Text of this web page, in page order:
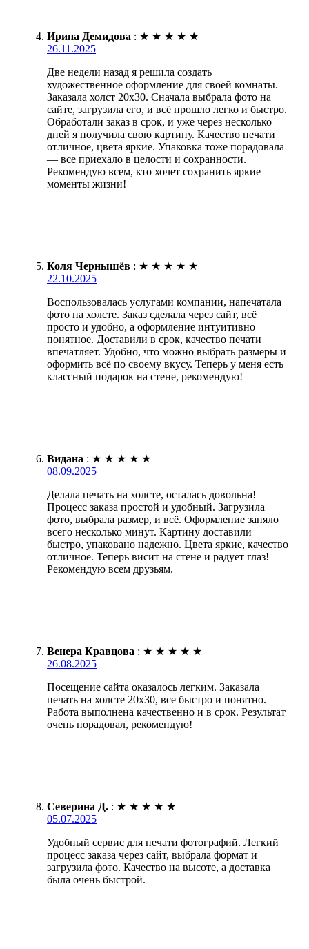
Ирина Демидова : ★ ★ ★ ★ ★
26.11.2025
Две недели назад я решила создать
художественное оформление для своей комнаты.
Заказала холст 20х30. Сначала выбрала фото на
сайте, загрузила его, и всё прошло легко и быстро.
Обработали заказ в срок, и уже через несколько
дней я получила свою картину. Качество печати
отличное, цвета яркие. Упаковка тоже порадовала
— все приехало в целости и сохранности.
Рекомендую всем, кто хочет сохранить яркие
моменты жизни!
Коля Чернышёв : ★ ★ ★ ★ ★
22.10.2025
Воспользовалась услугами компании, напечатала
фото на холсте. Заказ сделала через сайт, всё
просто и удобно, а оформление интуитивно
понятное. Доставили в срок, качество печати
впечатляет. Удобно, что можно выбрать размеры и
оформить всё по своему вкусу. Теперь у меня есть
классный подарок на стене, рекомендую!
Видана : ★ ★ ★ ★ ★
08.09.2025
Делала печать на холсте, осталась довольна!
Процесс заказа простой и удобный. Загрузила
фото, выбрала размер, и всё. Оформление заняло
всего несколько минут. Картину доставили
быстро, упаковано надежно. Цвета яркие, качество
отличное. Теперь висит на стене и радует глаз!
Рекомендую всем друзьям.
Венера Кравцова : ★ ★ ★ ★ ★
26.08.2025
Посещение сайта оказалось легким. Заказала
печать на холсте 20х30, все быстро и понятно.
Работа выполнена качественно и в срок. Результат
очень порадовал, рекомендую!
Северина Д. : ★ ★ ★ ★ ★
05.07.2025
Удобный сервис для печати фотографий. Легкий
процесс заказа через сайт, выбрала формат и
загрузила фото. Качество на высоте, а доставка
была очень быстрой.